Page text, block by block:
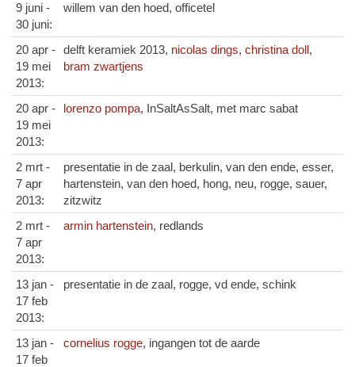
9 juni -
30 juni:
willem van den hoed, officetel
20 apr -
19 mei
2013:
delft keramiek 2013, nicolas dings, christina doll,
bram zwartjens
20 apr -
19 mei
2013:
lorenzo pompa, InSaltAsSalt, met marc sabat
2 mrt -
7 apr
2013:
presentatie in de zaal, berkulin, van den ende, esser,
hartenstein, van den hoed, hong, neu, rogge, sauer,
zitzwitz
2 mrt -
7 apr
2013:
armin hartenstein, redlands
13 jan -
17 feb
2013:
presentatie in de zaal, rogge, vd ende, schink
13 jan -
17 feb
cornelius rogge, ingangen tot de aarde